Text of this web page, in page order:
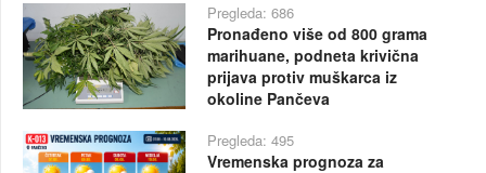
Pregleda: 686
Pronađeno više od 800 grama
marihuane, podneta krivična
prijava protiv muškarca iz
okoline Pančeva
Pregleda: 495
Vremenska prognoza za